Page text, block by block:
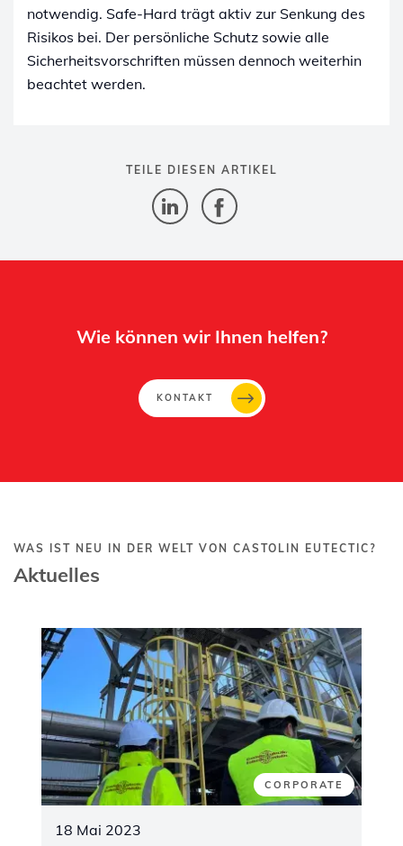
notwendig. Safe-Hard trägt aktiv zur Senkung des
Risikos bei. Der persönliche Schutz sowie alle
Sicherheitsvorschriften müssen dennoch weiterhin
beachtet werden.
TEILE DIESEN ARTIKEL
Wie können wir Ihnen helfen?
KONTAKT
WAS IST NEU IN DER WELT VON CASTOLIN EUTECTIC?
Aktuelles
CORPORATE
18 Mai 2023